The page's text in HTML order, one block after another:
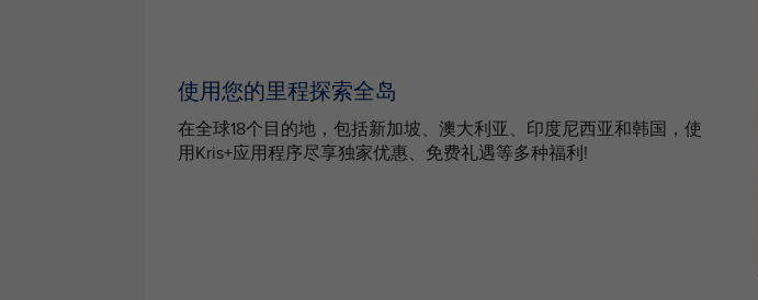
使用您的里程探索全岛
在全球18个目的地，包括新加坡、澳大利亚、印度尼西亚和韩国，使
用Kris+应用程序尽享独家优惠、免费礼遇等多种福利!